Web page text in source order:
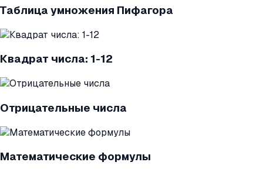
Таблица умножения Пифагора
Квадрат числа: 1-12
Отрицательные числа
Математические формулы